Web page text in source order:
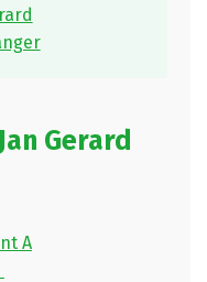
Gerard
A